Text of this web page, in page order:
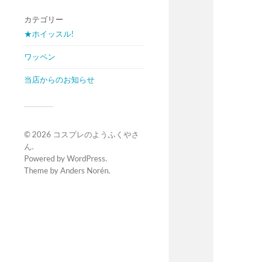
カテゴリー
★ホイッスル!
ワッペン
当店からのお知らせ
© 2026 コスプレのようふくやさ
ん.
Powered byWordPress.
Theme byAnders Norén.